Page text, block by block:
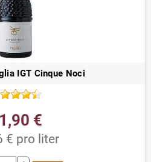
IGT Cinque Noci
€
€ pro liter